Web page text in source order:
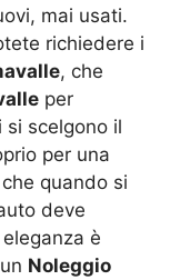
mai usati.
richiedere i
, che
per
si scelgono il
per una
quando si
deve
è
Noleggio